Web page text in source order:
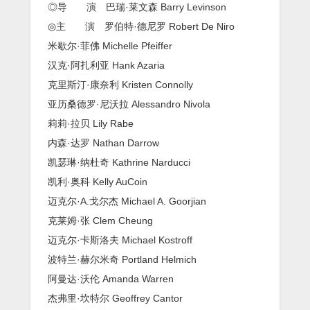
◎导 演 巴瑞·莱文森 Barry Levinson
◎主 演 罗伯特·德尼罗 Robert De Niro
米歇尔·菲佛 Michelle Pfeiffer
汉克·阿扎利亚 Hank Azaria
克里斯汀·康奈利 Kristen Connolly
亚历桑德罗·尼沃拉 Alessandro Nivola
莉莉·拉贝 Lily Rabe
内森·达罗 Nathan Darrow
凯瑟琳·纳杜奇 Kathrine Narducci
凯利·奥科 Kelly AuCoin
迈克尔·A.戈尔杰 Michael A. Goorjian
克莱姆·张 Clem Cheung
迈克尔·卡斯洛夫 Michael Kostroff
波特兰·赫尔米奇 Portland Helmich
阿曼达·沃伦 Amanda Warren
杰弗里·坎特尔 Geoffrey Cantor